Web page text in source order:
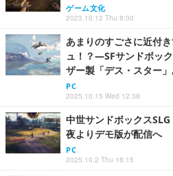
ゲーム文化
2023.10.12 Thu 8:00
あまりのすごさに近付
ュ！？―SFサンドボッ
ザー製「デス・スター
PC
2025.10.15 Wed 12:38
中世サンドボックス
夜よりデモ版が配信へ
PC
2025.10.2 Thu 16:15